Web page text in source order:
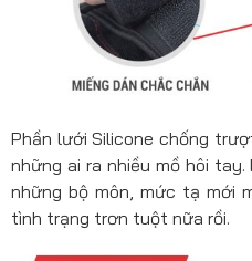
Phần lưới Silicone chống
những ai ra nhiều mồ hôi
những bộ môn, mức tạ mới
tình trạng trơn tuột nữa rồi.